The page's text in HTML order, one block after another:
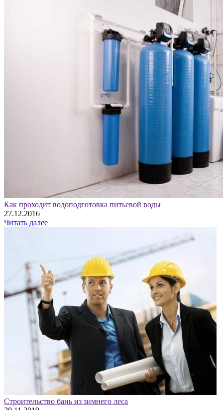
Как проходит водоподготовка питьевой воды
27.12.2016
Читать далее
Строительство бань из зимнего леса